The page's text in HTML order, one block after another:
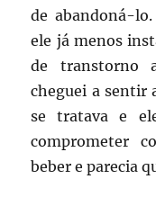
de abandoná-
ele já menos
de transtorno
cheguei a sentir
se tratava e
comprometer
beber e parecia